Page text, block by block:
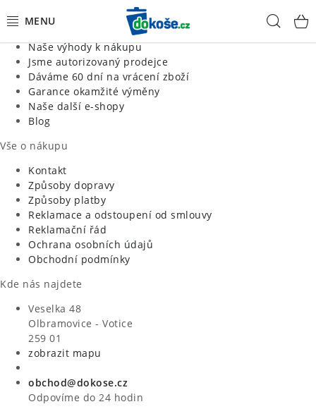
Jsme tradiční česká firma
Naše výhody k nákupu
Jsme autorizovaný prodejce
Dáváme 60 dní na vrácení zboží
Garance okamžité výměny
Naše další e-shopy
Blog
Vše o nákupu
Kontakt
Způsoby dopravy
Způsoby platby
Reklamace a odstoupení od smlouvy
Reklamační řád
Ochrana osobních údajů
Obchodní podmínky
Kde nás najdete
Veselka 48
Olbramovice - Votice
259 01
zobrazit mapu
obchod@dokose.cz
Odpovíme do 24 hodin
KOŠE
SÁČKY
KUCHYNĚ
ORGANIZACE
DOMÁCNOST
ÚKLID
VÝPRODEJ
ZNAČKY
Úvod Kontakt Blog